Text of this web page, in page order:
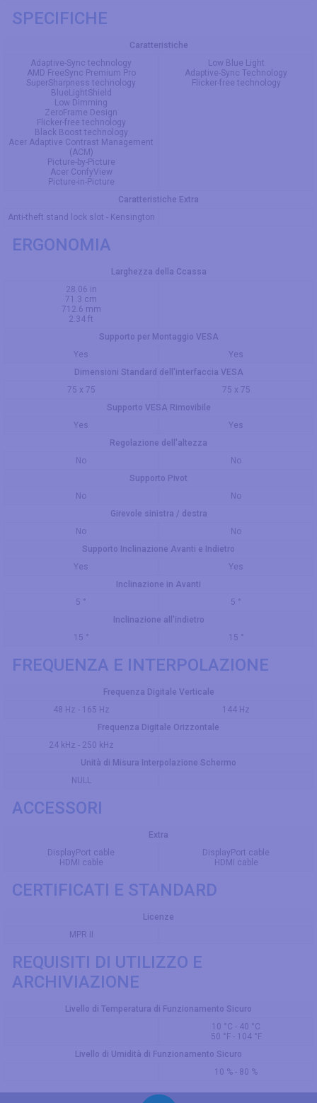
SPECIFICHE
Caratteristiche
Adaptive-Sync technology
AMD FreeSync Premium Pro
SuperSharpness technology
BlueLightShield
Low Dimming
ZeroFrame Design
Flicker-free technology
Black Boost technology
Acer Adaptive Contrast Management
(ACM)
Picture-by-Picture
Acer ConfyView
Picture-in-Picture
Low Blue Light
Adaptive-Sync Technology
Flicker-free technology
Caratteristiche Extra
Anti-theft stand lock slot - Kensington
ERGONOMIA
Larghezza della Ccassa
28.06 in
71.3 cm
712.6 mm
2.34 ft
Supporto per Montaggio VESA
Yes
Yes
Dimensioni Standard dell'interfaccia VESA
75 x 75
75 x 75
Supporto VESA Rimovibile
Yes
Yes
Regolazione dell'altezza
No
No
Supporto Pivot
No
No
Girevole sinistra / destra
No
No
Supporto Inclinazione Avanti e Indietro
Yes
Yes
Inclinazione in Avanti
5 °
5 °
Inclinazione all'indietro
15 °
15 °
FREQUENZA E INTERPOLAZIONE
Frequenza Digitale Verticale
48 Hz - 165 Hz
144 Hz
Frequenza Digitale Orizzontale
24 kHz - 250 kHz
Unità di Misura Interpolazione Schermo
NULL
ACCESSORI
Extra
DisplayPort cable
HDMI cable
DisplayPort cable
HDMI cable
CERTIFICATI E STANDARD
Licenze
MPR II
REQUISITI DI UTILIZZO E
ARCHIVIAZIONE
Livello di Temperatura di Funzionamento Sicuro
10 °C - 40 °C
50 °F - 104 °F
Livello di Umidità di Funzionamento Sicuro
10 % - 80 %